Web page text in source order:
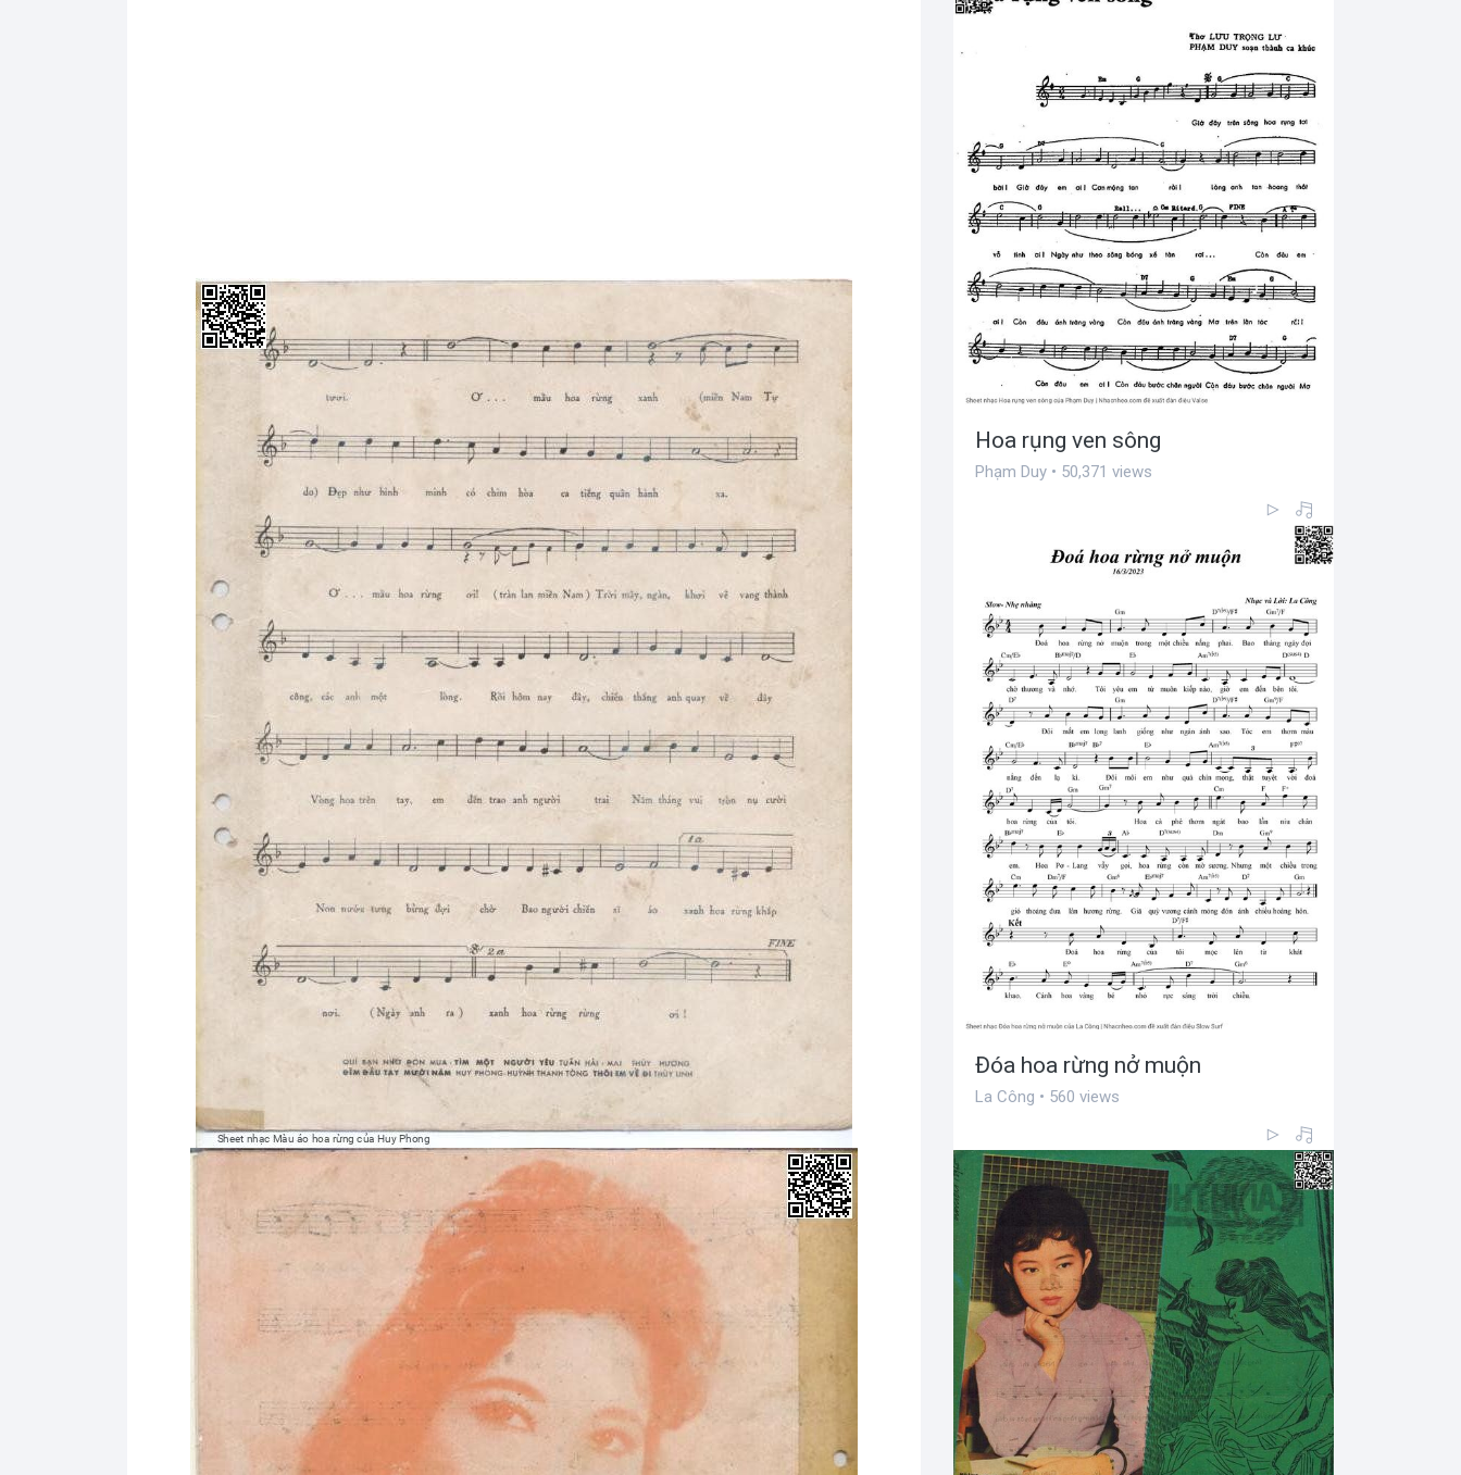
Hoa rụng ven sông
Phạm Duy • 50,371 views
Đóa hoa rừng nở muộn
La Công • 560 views